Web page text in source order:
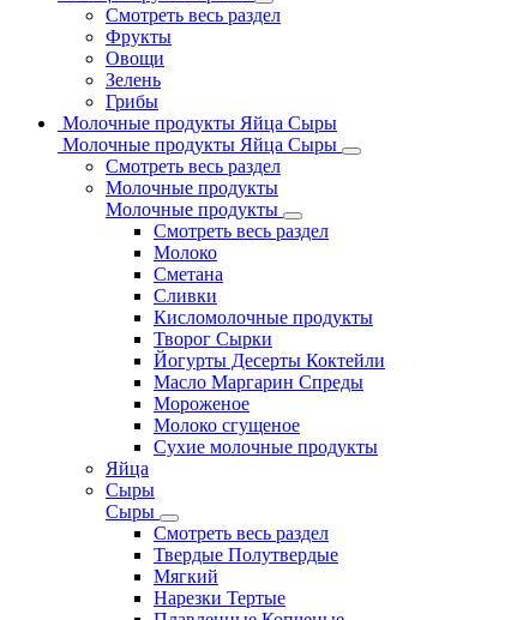
Смотреть весь раздел
Фрукты
Овощи
Зелень
Грибы
Молочные продукты Яйца Сыры
Молочные продукты Яйца Сыры
Смотреть весь раздел
Молочные продукты
Молочные продукты
Смотреть весь раздел
Молоко
Сметана
Сливки
Кисломолочные продукты
Творог Сырки
Йогурты Десерты Коктейли
Масло Маргарин Спреды
Мороженое
Молоко сгущеное
Сухие молочные продукты
Яйца
Сыры
Сыры
Смотреть весь раздел
Твердые Полутвердые
Мягкий
Нарезки Тертые